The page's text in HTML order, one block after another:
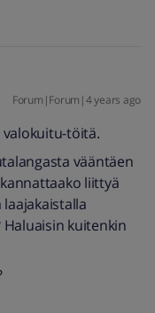
Forum|Forum|4 years ago
töitä.
vääntäen
liittyä
kuitenkin